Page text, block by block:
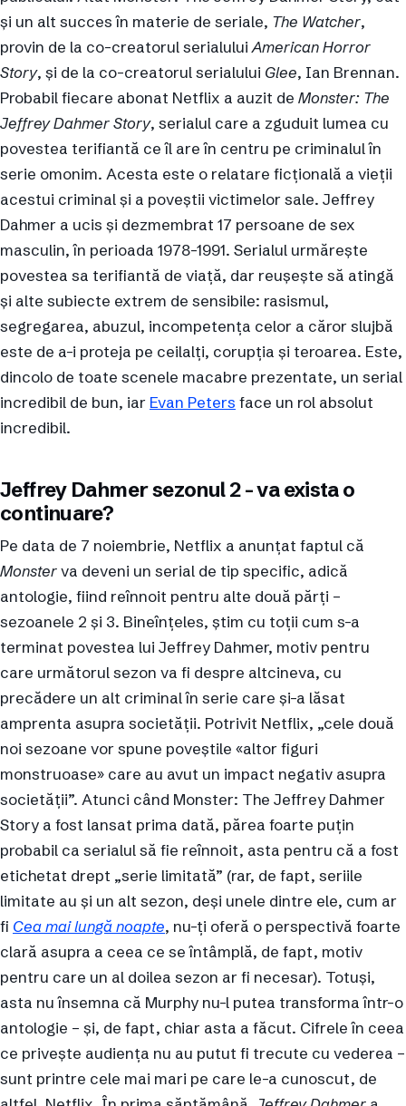
și un alt succes în materie de seriale, The Watcher,
provin de la co-creatorul serialului American Horror
Story, și de la co-creatorul serialului Glee, Ian Brennan.
Probabil fiecare abonat Netflix a auzit de Monster: The
Jeffrey Dahmer Story, serialul care a zguduit lumea cu
povestea terifiantă ce îl are în centru pe criminalul în
serie omonim. Acesta este o relatare ficțională a vieții
acestui criminal și a poveștii victimelor sale. Jeffrey
Dahmer a ucis și dezmembrat 17 persoane de sex
masculin, în perioada 1978-1991. Serialul urmărește
povestea sa terifiantă de viață, dar reușește să atingă
și alte subiecte extrem de sensibile: rasismul,
segregarea, abuzul, incompetența celor a căror slujbă
este de a-i proteja pe ceilalți, corupția și teroarea. Este,
dincolo de toate scenele macabre prezentate, un serial
incredibil de bun, iar Evan Peters face un rol absolut
incredibil.
Jeffrey Dahmer sezonul 2 – va exista o
continuare?
Pe data de 7 noiembrie, Netflix a anunțat faptul că
Monsterva deveni un serial de tip specific, adică
antologie, fiind reînnoit pentru alte două părți –
sezoanele 2 și 3. Bineînțeles, știm cu toții cum s-a
terminat povestea lui Jeffrey Dahmer, motiv pentru
care următorul sezon va fi despre altcineva, cu
precădere un alt criminal în serie care și-a lăsat
amprenta asupra societății. Potrivit Netflix, „cele două
noi sezoane vor spune poveștile «altor figuri
monstruoase» care au avut un impact negativ asupra
societății”. Atunci când Monster: The Jeffrey Dahmer
Story a fost lansat prima dată, părea foarte puțin
probabil ca serialul să fie reînnoit, asta pentru că a fost
etichetat drept „serie limitată” (rar, de fapt, seriile
limitate au și un alt sezon, deși unele dintre ele, cum ar
fi Cea mai lungă noapte, nu-ți oferă o perspectivă foarte
clară asupra a ceea ce se întâmplă, de fapt, motiv
pentru care un al doilea sezon ar fi necesar). Totuși,
asta nu însemna că Murphy nu-l putea transforma într-o
antologie – și, de fapt, chiar asta a făcut. Cifrele în ceea
ce privește audiența nu au putut fi trecute cu vederea –
sunt printre cele mai mari pe care le-a cunoscut, de